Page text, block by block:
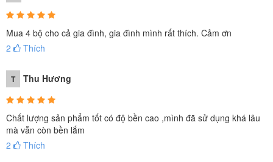
Mua 4 bộ cho cả gia đình, gia đình mình rất thích. Cảm ơn
2
Thích
T Thu Hương
Chất lượng sản phẩm tốt có độ bền cao ,mình đã sử dụng khá lâu
mà vẫn còn bền lắm
2
Thích